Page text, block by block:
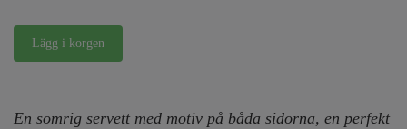
En somrig servett med motiv på båda sidorna, en perfekt